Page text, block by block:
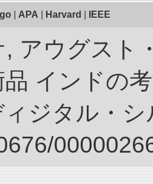
APA Harvard IEEE
, アウグスト
品 インドの
ジタル・